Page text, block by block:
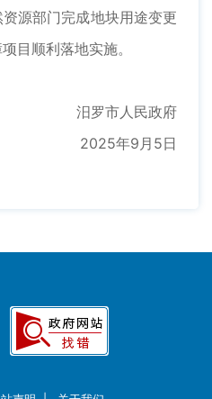
源部门完成地块用途变更
目顺利落地实施。
汨罗市人民政府
2025年9月5日